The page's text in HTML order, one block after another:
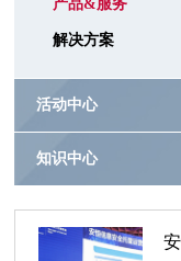
产品&服务
解决方案
活动中心
知识中心